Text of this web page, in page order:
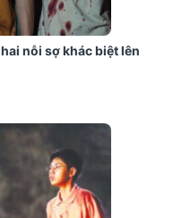
nỗi sợ khác biệt lên